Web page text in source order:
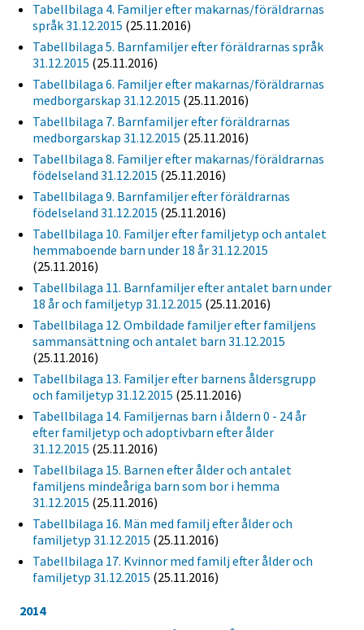
Tabellbilaga 4. Familjer efter makarnas/föräldrarnas
språk 31.12.2015 (25.11.2016)
Tabellbilaga 5. Barnfamiljer efter föräldrarnas språk
31.12.2015 (25.11.2016)
Tabellbilaga 6. Familjer efter makarnas/föräldrarnas
medborgarskap 31.12.2015 (25.11.2016)
Tabellbilaga 7. Barnfamiljer efter föräldrarnas
medborgarskap 31.12.2015 (25.11.2016)
Tabellbilaga 8. Familjer efter makarnas/föräldrarnas
födelseland 31.12.2015 (25.11.2016)
Tabellbilaga 9. Barnfamiljer efter föräldrarnas
födelseland 31.12.2015 (25.11.2016)
Tabellbilaga 10. Familjer efter familjetyp och antalet
hemmaboende barn under 18 år 31.12.2015
(25.11.2016)
Tabellbilaga 11. Barnfamiljer efter antalet barn under
18 år och familjetyp 31.12.2015 (25.11.2016)
Tabellbilaga 12. Ombildade familjer efter familjens
sammansättning och antalet barn 31.12.2015
(25.11.2016)
Tabellbilaga 13. Familjer efter barnens åldersgrupp
och familjetyp 31.12.2015 (25.11.2016)
Tabellbilaga 14. Familjernas barn i åldern 0 - 24 år
efter familjetyp och adoptivbarn efter ålder
31.12.2015 (25.11.2016)
Tabellbilaga 15. Barnen efter ålder och antalet
familjens mindeåriga barn som bor i hemma
31.12.2015 (25.11.2016)
Tabellbilaga 16. Män med familj efter ålder och
familjetyp 31.12.2015 (25.11.2016)
Tabellbilaga 17. Kvinnor med familj efter ålder och
familjetyp 31.12.2015 (25.11.2016)
2014